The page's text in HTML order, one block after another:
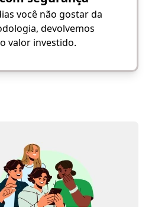
você não gostar da
devolvemos
valor investido.